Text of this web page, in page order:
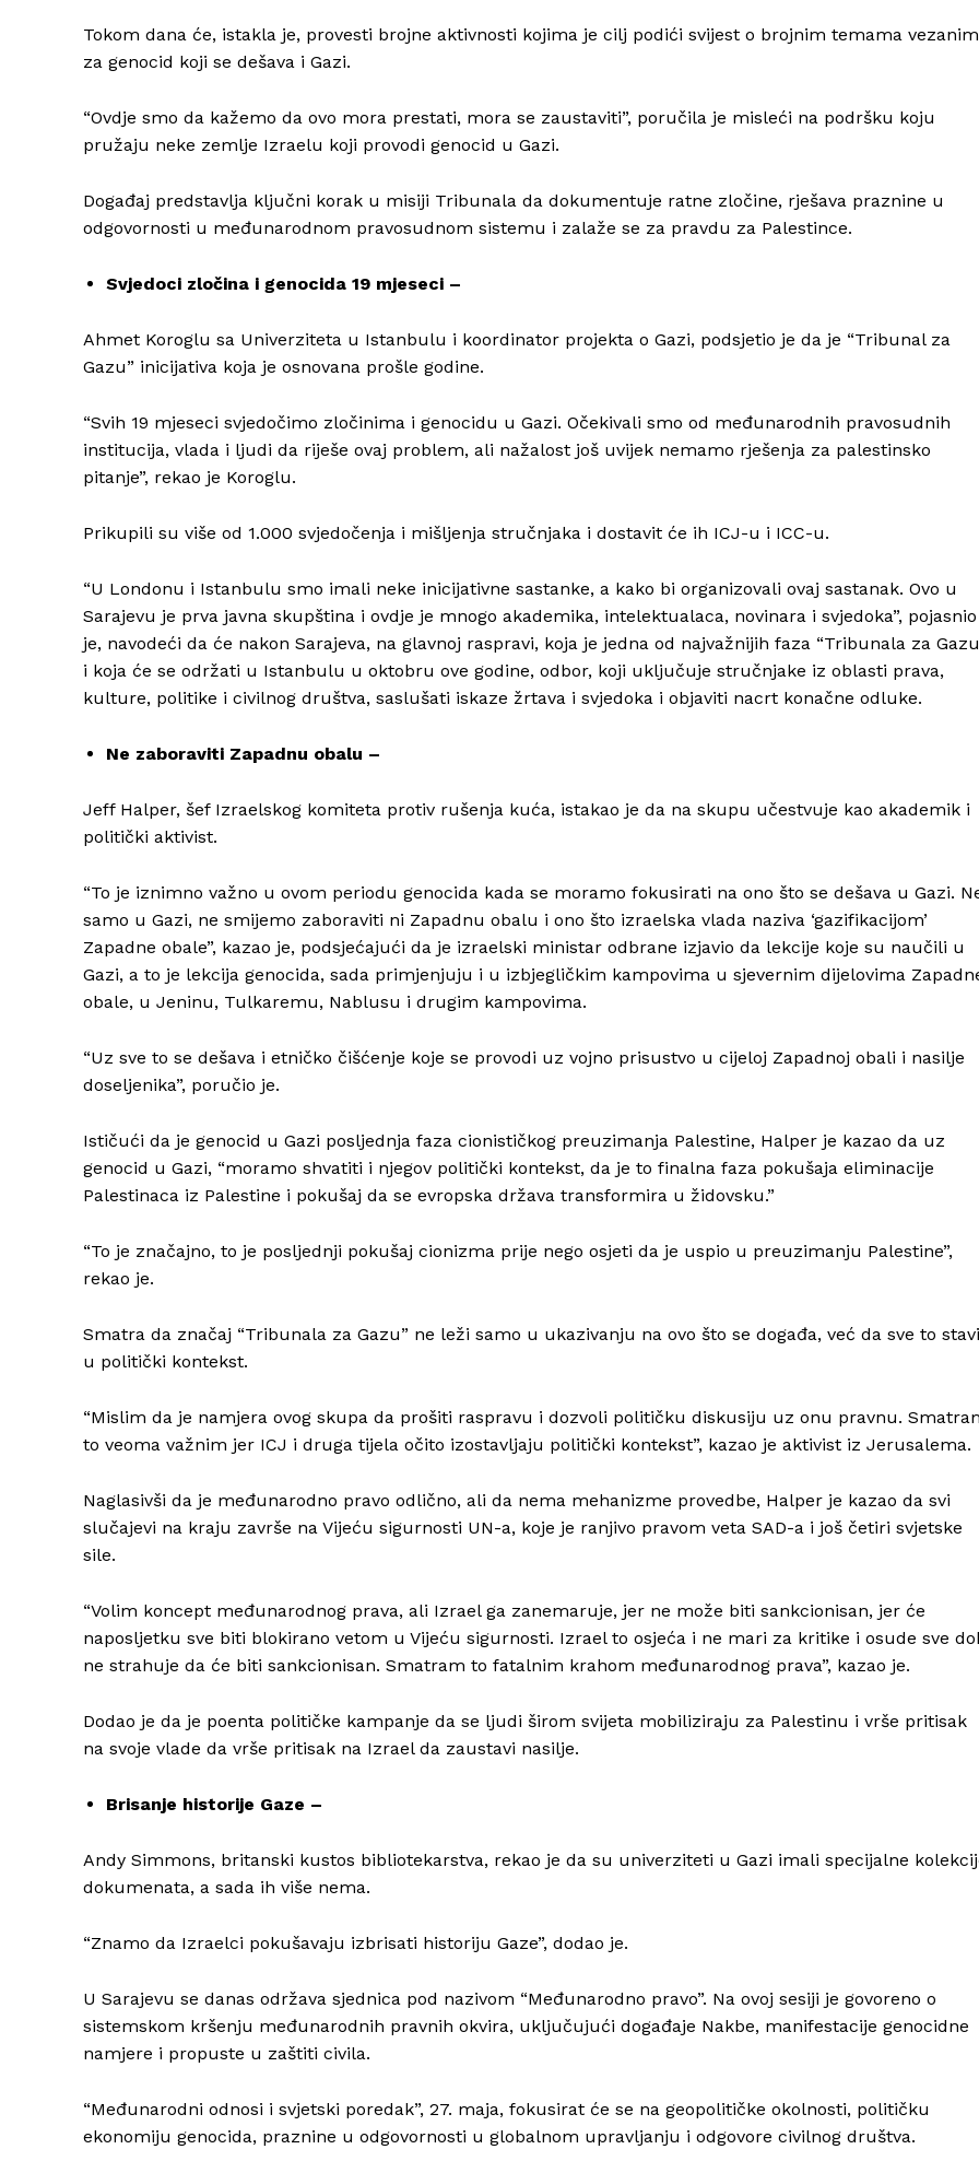
Info
O nama
Tokom dana će, istakla je, provesti brojne aktivnosti kojima je cilj podići svijest o brojnim temama vezanim
za genocid koji se dešava i Gazi.
“Ovdje smo da kažemo da ovo mora prestati, mora se zaustaviti”, poručila je misleći na podršku koju
pružaju neke zemlje Izraelu koji provodi genocid u Gazi.
Događaj predstavlja ključni korak u misiji Tribunala da dokumentuje ratne zločine, rješava praznine u
odgovornosti u međunarodnom pravosudnom sistemu i zalaže se za pravdu za Palestince.
Svjedoci zločina i genocida 19 mjeseci –
Ahmet Koroglu sa Univerziteta u Istanbulu i koordinator projekta o Gazi, podsjetio je da je “Tribunal za
Gazu” inicijativa koja je osnovana prošle godine.
“Svih 19 mjeseci svjedočimo zločinima i genocidu u Gazi. Očekivali smo od međunarodnih pravosudnih
institucija, vlada i ljudi da riješe ovaj problem, ali nažalost još uvijek nemamo rješenja za palestinsko
pitanje”, rekao je Koroglu.
Prikupili su više od 1.000 svjedočenja i mišljenja stručnjaka i dostavit će ih ICJ-u i ICC-u.
“U Londonu i Istanbulu smo imali neke inicijativne sastanke, a kako bi organizovali ovaj sastanak. Ovo u
Sarajevu je prva javna skupština i ovdje je mnogo akademika, intelektualaca, novinara i svjedoka”, pojasnio
je, navodeći da će nakon Sarajeva, na glavnoj raspravi, koja je jedna od najvažnijih faza “Tribunala za
i koja će se održati u Istanbulu u oktobru ove godine, odbor, koji uključuje stručnjake iz oblasti prava,
kulture, politike i civilnog društva, saslušati iskaze žrtava i svjedoka i objaviti nacrt konačne odluke.
Ne zaboraviti Zapadnu obalu –
Jeff Halper, šef Izraelskog komiteta protiv rušenja kuća, istakao je da na skupu učestvuje kao akademik i
politički aktivist.
“To je iznimno važno u ovom periodu genocida kada se moramo fokusirati na ono što se dešava u Gazi.
samo u Gazi, ne smijemo zaboraviti ni Zapadnu obalu i ono što izraelska vlada naziva ‘gazifikacijom’
Zapadne obale”, kazao je, podsjećajući da je izraelski ministar odbrane izjavio da lekcije koje su naučili u
Gazi, a to je lekcija genocida, sada primjenjuju i u izbjegličkim kampovima u sjevernim dijelovima
obale, u Jeninu, Tulkaremu, Nablusu i drugim kampovima.
“Uz sve to se dešava i etničko čišćenje koje se provodi uz vojno prisustvo u cijeloj Zapadnoj obali i nasilje
doseljenika”, poručio je.
Ističući da je genocid u Gazi posljednja faza cionističkog preuzimanja Palestine, Halper je kazao da uz
genocid u Gazi, “moramo shvatiti i njegov politički kontekst, da je to finalna faza pokušaja eliminacije
Palestinaca iz Palestine i pokušaj da se evropska država transformira u židovsku.”
“To je značajno, to je posljednji pokušaj cionizma prije nego osjeti da je uspio u preuzimanju Palestine”,
rekao je.
Smatra da značaj “Tribunala za Gazu” ne leži samo u ukazivanju na ovo što se događa, već da sve to
u politički kontekst.
“Mislim da je namjera ovog skupa da prošiti raspravu i dozvoli političku diskusiju uz onu pravnu.
to veoma važnim jer ICJ i druga tijela očito izostavljaju politički kontekst”, kazao je aktivist iz Jerusalema.
Naglasivši da je međunarodno pravo odlično, ali da nema mehanizme provedbe, Halper je kazao da svi
slučajevi na kraju završe na Vijeću sigurnosti UN-a, koje je ranjivo pravom veta SAD-a i još četiri svjetske
sile.
“Volim koncept međunarodnog prava, ali Izrael ga zanemaruje, jer ne može biti sankcionisan, jer će
naposljetku sve biti blokirano vetom u Vijeću sigurnosti. Izrael to osjeća i ne mari za kritike i osude sve
ne strahuje da će biti sankcionisan. Smatram to fatalnim krahom međunarodnog prava”, kazao je.
Dodao je da je poenta političke kampanje da se ljudi širom svijeta mobiliziraju za Palestinu i vrše pritisak
na svoje vlade da vrše pritisak na Izrael da zaustavi nasilje.
Brisanje historije Gaze –
Andy Simmons, britanski kustos bibliotekarstva, rekao je da su univerziteti u Gazi imali specijalne
dokumenata, a sada ih više nema.
“Znamo da Izraelci pokušavaju izbrisati historiju Gaze”, dodao je.
U Sarajevu se danas održava sjednica pod nazivom “Međunarodno pravo”. Na ovoj sesiji je govoreno o
sistemskom kršenju međunarodnih pravnih okvira, uključujući događaje Nakbe, manifestacije genocidne
namjere i propuste u zaštiti civila.
“Međunarodni odnosi i svjetski poredak”, 27. maja, fokusirat će se na geopolitičke okolnosti, političku
ekonomiju genocida, praznine u odgovornosti u globalnom upravljanju i odgovore civilnog društva.